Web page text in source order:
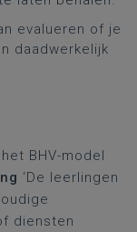
evalueren of je
daadwerkelijk
BHV-model
‘De leerlingen
diensten